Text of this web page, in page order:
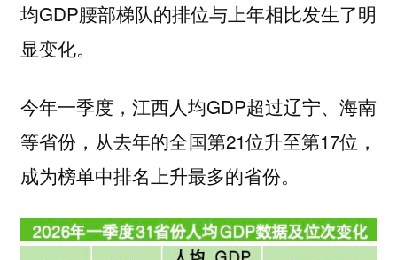
均GDP腰部梯队的排位与上年相比发生了明
显变化。
今年一季度，江西人均GDP超过辽宁、海南
等省份，从去年的全国第21位升至第17位，
成为榜单中排名上升最多的省份。